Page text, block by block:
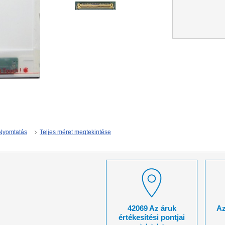
Teljes méret megtekintése
42069 Az áruk
értékesítési pontjai